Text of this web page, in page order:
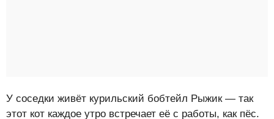
У соседки живёт курильский бобтейл Рыжик — так
этот кот каждое утро встречает её с работы, как пёс.